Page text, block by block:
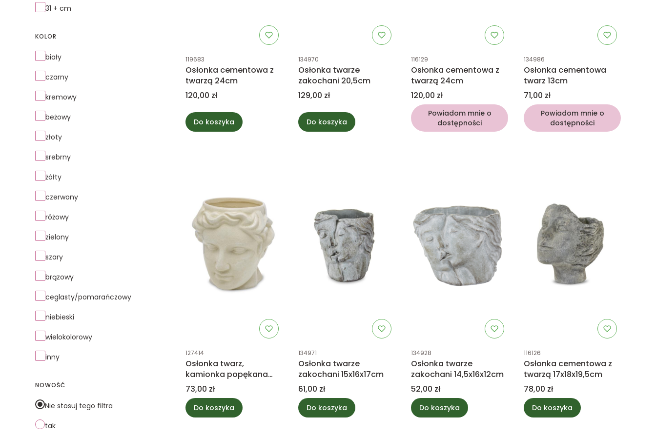
31 + cm
KOLOR
Kolor
biały
czarny
kremowy
beżowy
złoty
srebrny
żółty
czerwony
różowy
zielony
szary
brązowy
ceglasty/pomarańczowy
niebieski
wielokolorowy
inny
NOWOŚĆ
Nie stosuj tego filtra
tak
Kod produktu
119683
Osłonka cementowa z
twarzą 24cm
Cena
120,00 zł
Do koszyka
Kod produktu
134970
Osłonka twarze
zakochani 20,5cm
Cena
129,00 zł
Do koszyka
Kod produktu
116129
Osłonka cementowa z
twarzą 24cm
Cena
120,00 zł
Powiadom mnie o
dostępności
Kod produktu
134986
Osłonka cementowa
twarz 13cm
Cena
71,00 zł
Powiadom mnie o
dostępności
Kod produktu
127414
Osłonka twarz,
kamionka popękana
20cm
Cena
73,00 zł
Do koszyka
Kod produktu
134971
Osłonka twarze
zakochani 15x16x17cm
Cena
61,00 zł
Do koszyka
Kod produktu
134928
Osłonka twarze
zakochani 14,5x16x12cm
Cena
52,00 zł
Do koszyka
Kod produktu
116126
Osłonka cementowa z
twarzą 17x18x19,5cm
Cena
78,00 zł
Do koszyka